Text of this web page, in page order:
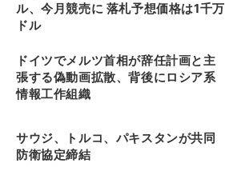
ル、今月競売に 落札予想価格は1千万
ドル
ドイツでメルツ首相が辞任計画と主
張する偽動画拡散、背後にロシア系
情報工作組織
サウジ、トルコ、パキスタンが共同
防衛協定締結